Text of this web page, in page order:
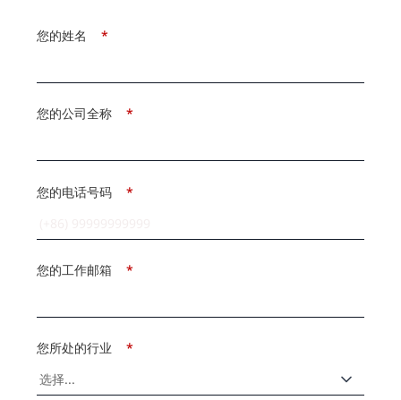
*
您的姓名
*
您的公司全称
*
您的电话号码
*
您的工作邮箱
*
您所处的行业